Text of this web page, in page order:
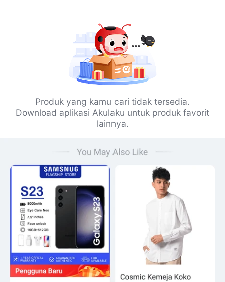
Produk yang kamu cari tidak tersedia.
Download aplikasi Akulaku untuk produk favorit
lainnya.